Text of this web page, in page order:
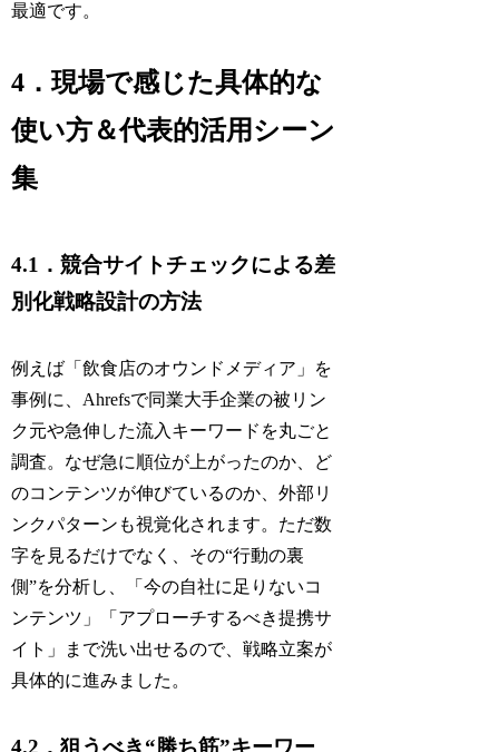
最適です。
4．現場で感じた具体的な
使い方＆代表的活用シーン
集
4.1．競合サイトチェックによる差
別化戦略設計の方法
例えば「飲食店のオウンドメディア」を
事例に、Ahrefsで同業大手企業の被リン
ク元や急伸した流入キーワードを丸ごと
調査。なぜ急に順位が上がったのか、ど
のコンテンツが伸びているのか、外部リ
ンクパターンも視覚化されます。ただ数
字を見るだけでなく、その“行動の裏
側”を分析し、「今の自社に足りないコ
ンテンツ」「アプローチするべき提携サ
イト」まで洗い出せるので、戦略立案が
具体的に進みました。
4.2．狙うべき“勝ち筋”キーワー